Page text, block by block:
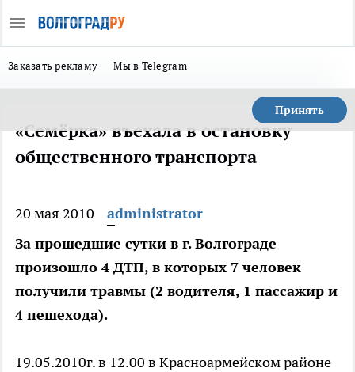
Заказать рекламу Мы в Telegram
Принять
«Семёрка» въехала в остановку
общественного транспорта
20 мая 2010
administrator
За прошедшие сутки в г. Волгограде
произошло 4 ДТП, в которых 7 человек
получили травмы (2 водителя, 1 пассажир и
4 пешехода).
19.05.2010г. в 12.00 в Красноармейском районе